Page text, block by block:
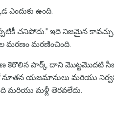
ఎందుకు ఉంది.
చనిపోదు." ఇది నిజమైన
మరణం మరణించింది.
కెరొలిన పార్క్ దాని మొట్టమొదటి
నూతన యజమానులు మరియు
మరియు మళ్లీ తెరవలేదు.